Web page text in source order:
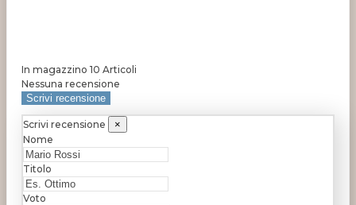
In magazzino 10 Articoli
Nessuna recensione
Scrivi recensione
Scrivi recensione
×
Nome
Titolo
Voto